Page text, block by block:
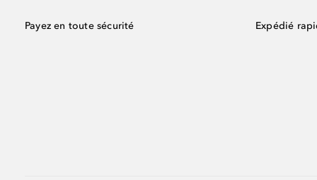
Payez en toute sécurité Expédié